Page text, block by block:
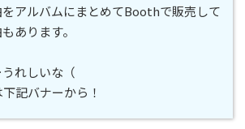
アルバムにまとめてBoothで販売して
あります。
れしいな（
記バナーから！